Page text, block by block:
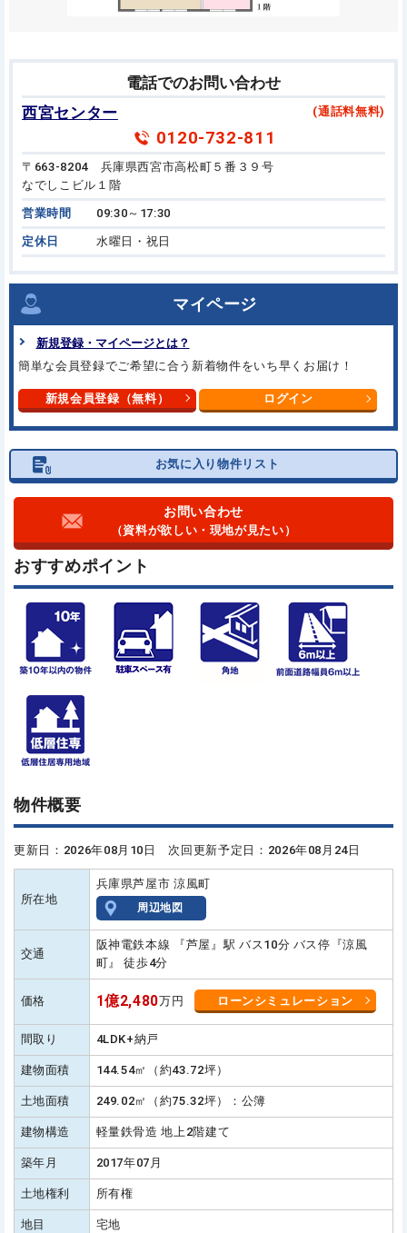
電話でのお問い合わせ
西宮センター
(通話料無料)
0120-732-811
〒663-8204 兵庫県西宮市高松町５番３９号
なでしこビル１階
営業時間 09:30～17:30
定休日 水曜日・祝日
マイページ
新規登録・マイページとは？
簡単な会員登録でご希望に合う 新着物件をいち早くお届け！
新規会員登録（無料） ログイン
お気に入り物件リスト
お問い合わせ
（資料が欲しい・現地が見たい）
おすすめポイント
物件概要
更新日：2026年08月10日 次回更新予定日：2026年08月24日
所在地
兵庫県芦屋市 涼風町
周辺地図
交通
阪神電鉄本線 『芦屋』駅 バス10分 バス停『涼風
町』 徒歩4分
価格 1億2,480万円 ローンシミュレーション
間取り 4LDK+納戸
建物面積 144.54㎡（約43.72坪）
土地面積 249.02㎡（約75.32坪）：公簿
建物構造 軽量鉄骨造 地上2階建て
築年月 2017年07月
土地権利 所有権
地目 宅地